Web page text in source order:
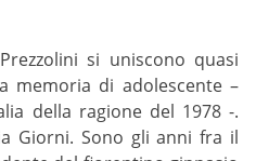
si uniscono quasi
memoria di adolescente –
della ragione del 1978 -.
Giorni. Sono gli anni fra il